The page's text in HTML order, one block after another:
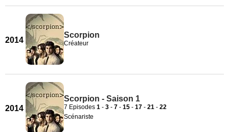
2014
Scorpion
Créateur
2014
Scorpion - Saison 1
7 Episodes 1 - 3 - 7 - 15 - 17 - 21 - 22
Scénariste